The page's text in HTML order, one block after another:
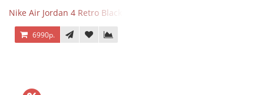
Nike Air Jordan 4 Retro Black Cat
6990р.